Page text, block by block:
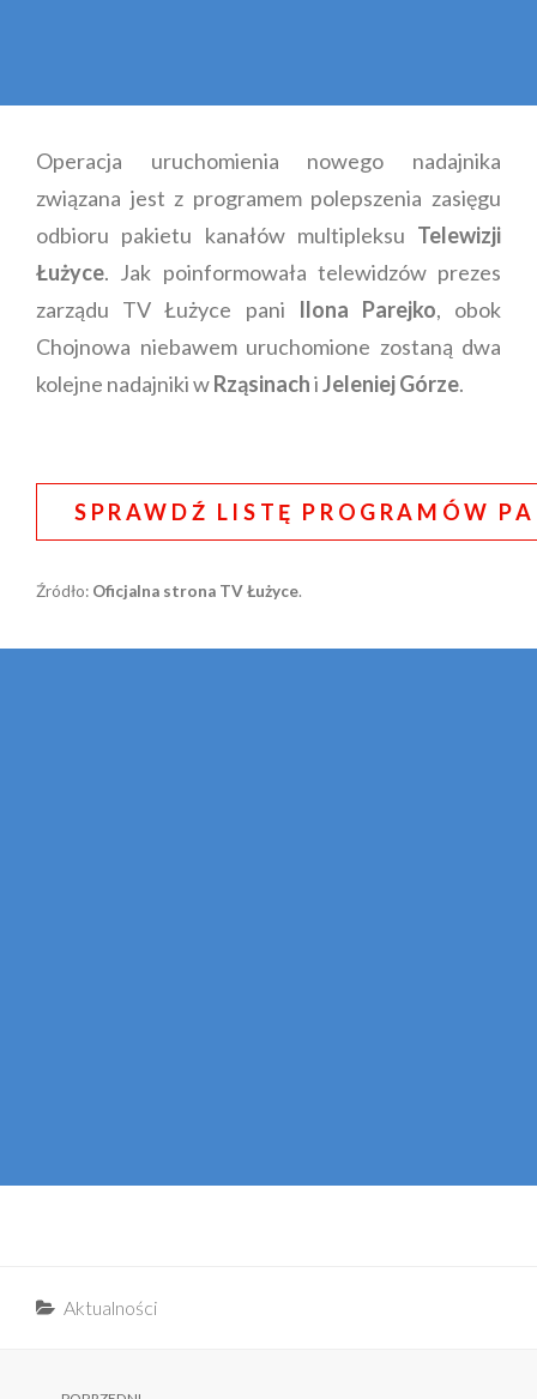
Operacja uruchomienia nowego nadajnika
związana jest z programem polepszenia zasięgu
odbioru pakietu kanałów multipleksu Telewizji
Łużyce. Jak poinformowała telewidzów prezes
zarządu TV Łużyce pani
Ilona Parejko, obok
Chojnowa niebawem uruchomione zostaną dwa
kolejne nadajniki wRząsinachiJeleniej Górze.
SPRAWDŹ LISTĘ PROGRAMÓW
Źródło: Oficjalna strona TV Łużyce.
Categories
Aktualności